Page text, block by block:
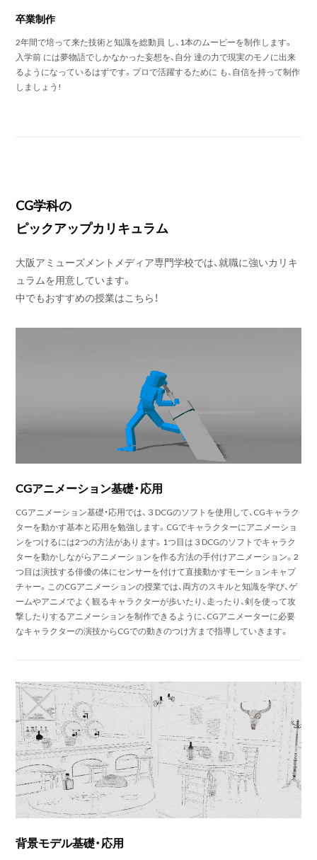
卒業制作
2年間で培って来た技術と知識を総動員 し、1本のムービーを制作します。
入学前 には夢物語でしかなかった妄想を、自分 達の力で現実のモノに出来
るようになっているはずです。プロで活躍するために も、自信を持って制作
しましょう!
CG学科の
ピックアップカリキュラム
大阪アミューズメントメディア専門学校では、就職に強いカリキ
ュラムを用意しています。
中でもおすすめの授業はこちら！
CGアニメーション基礎・応用
CGアニメーション基礎・応用では、３DCGのソフトを使用して、CGキャラク
ターを動かす基本と応用を勉強します。CGでキャラクターにアニメーショ
ンをつけるには2つの方法があります。1つ目は３DCGのソフトでキャラク
ターを動かしながらアニメーションを作る方法の手付けアニメーション。2
つ目は演技する俳優の体にセンサーを付けて直接動かすモーションキャプ
チャー。このCGアニメーションの授業では、両方のスキルと知識を学び、ゲ
ームやアニメでよく観るキャラクターが歩いたり、走ったり、剣を使って攻
撃したりするアニメーションを制作できるように、CGアニメーターに必要
なキャラクターの演技からCGでの動きのつけ方まで指導していきます。
背景モデル基礎・応用